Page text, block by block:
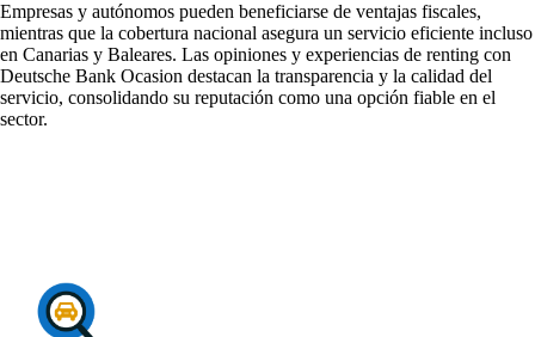
Empresas y autónomos pueden beneficiarse de ventajas fiscales,
mientras que la cobertura nacional asegura un servicio eficiente incluso
en Canarias y Baleares. Las opiniones y experiencias de renting con
Deutsche Bank Ocasion destacan la transparencia y la calidad del
servicio, consolidando su reputación como una opción fiable en el
sector.